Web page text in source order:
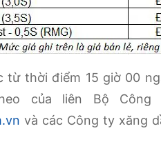
từ thời điểm 15 giờ 00
của liên Bộ
và các Công ty xăng